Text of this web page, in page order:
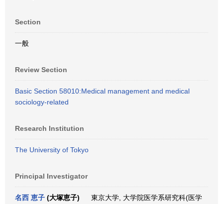
Section
一般
Review Section
Basic Section 58010:Medical management and medical
sociology-related
Research Institution
The University of Tokyo
Principal Investigator
名西 恵子 (大塚恵子)
東京大学, 大学院医学系研究科(医学